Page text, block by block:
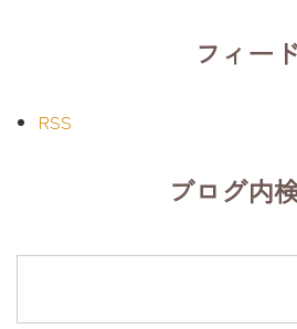
フィー
RSS
ブログ内